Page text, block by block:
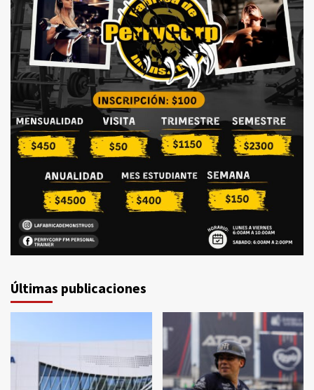
Últimas publicaciones